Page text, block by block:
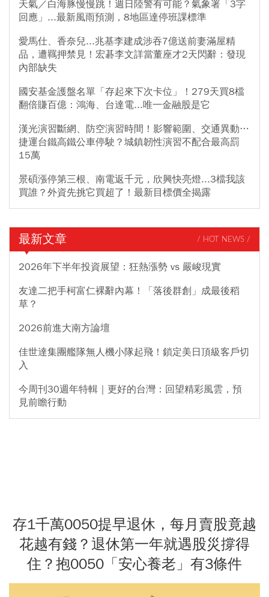
天氣／白海豚慢慢跳！週日陸警有可能？氣象署「3字
回應」...最新風雨預測，8地區達停班課標準
愛馬仕、香奈兒...兆基李建成涉吞7億送前妻滿屋精
品，遭羈押禁見！宏碁李文詳當董座才2天閃辭：發現
內部缺失
國安基金護盤名單「存起來下次卡位」！279天買8檔
翻倍賺百億：鴻海、台達電...唯一金融股是它
漢光演習斷網、防空演習時間！影響範圍、交通異動…
捷運台鐵高鐵公車停駛？城鎮韌性演習不配合最高罰
15萬
景碩漲停第三根、南電返千元，欣興快亮燈...3檔我該
買誰？外資先挑它買超了！最新目標價全揭露
最新文章 / HOT NEWS /
2026年下半年投資展望：狂熱漲勢 vs 嚴峻現實
友達二把手柯富仁裸辭內幕！「落後群創」成最後稻
草？
2026前進大南方論壇
佳世達集團艦隊無人機小隊起飛！鎖定美日頂級客戶切
入
今周刊30週年特輯｜更好的台灣：回望精彩風雲，預
見前瞻行動
存1千萬0050提早退休，每月賣股竟越
花越有錢？退休第一年就遇股災撐得
住？抱0050「安心養老」有3條件